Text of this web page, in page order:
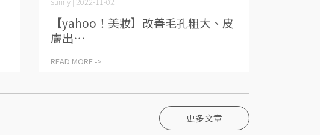
【yahoo！美妝】改善毛孔粗大、皮
膚出⋯
READ MORE ->
更多文章